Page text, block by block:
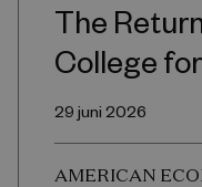
The
College
29 juni 2026
AMERICAN